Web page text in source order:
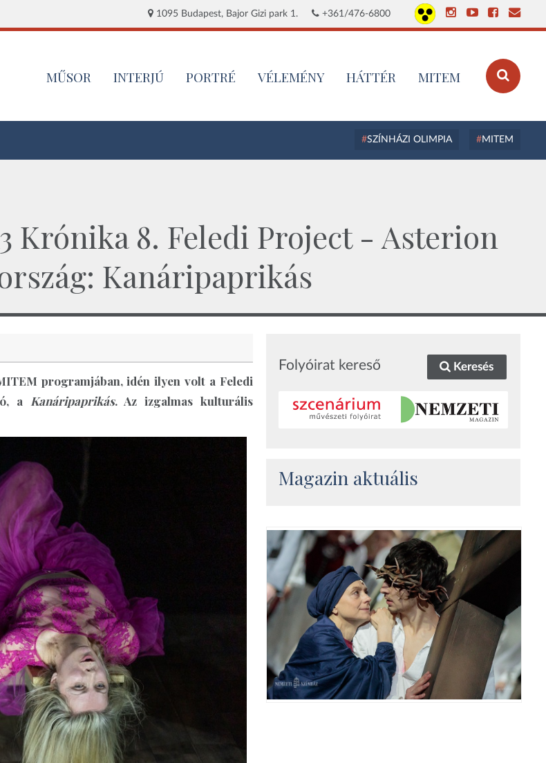
1095 Budapest, Bajor Gizi park 1. +361/476-6800
MŰSOR INTERJÚ PORTRÉ VÉLEMÉNY HÁTTÉR MITEM
SZÍNHÁZI OLIMPIA MITEM
Krónika 8. Feledi Project - Asterion
Kanáripaprikás
programjában, idén ilyen volt a Feledi
a
Kanáripaprikás. Az izgalmas kulturális
Folyóirat kereső Keresés
Magazin aktuális